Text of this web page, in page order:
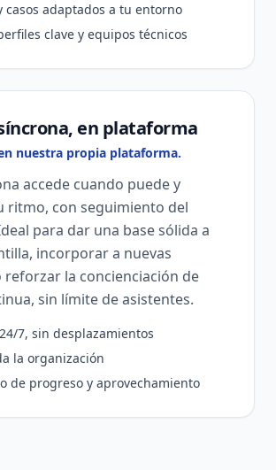
casos adaptados a tu entorno
clave y equipos técnicos
en plataforma
nuestra propia plataforma.
accede cuando puede y
ritmo, con seguimiento del
para dar una base sólida a
incorporar a nuevas
reforzar la concienciación de
sin límite de asistentes.
7, sin desplazamientos
la organización
de progreso y aprovechamiento